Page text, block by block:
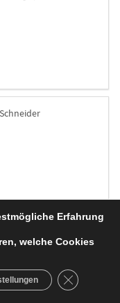
Erfahrung
welche Cookies
GDPR